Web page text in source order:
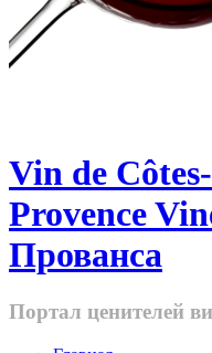
Vin de
Provence
Прованса
Портал ценителей